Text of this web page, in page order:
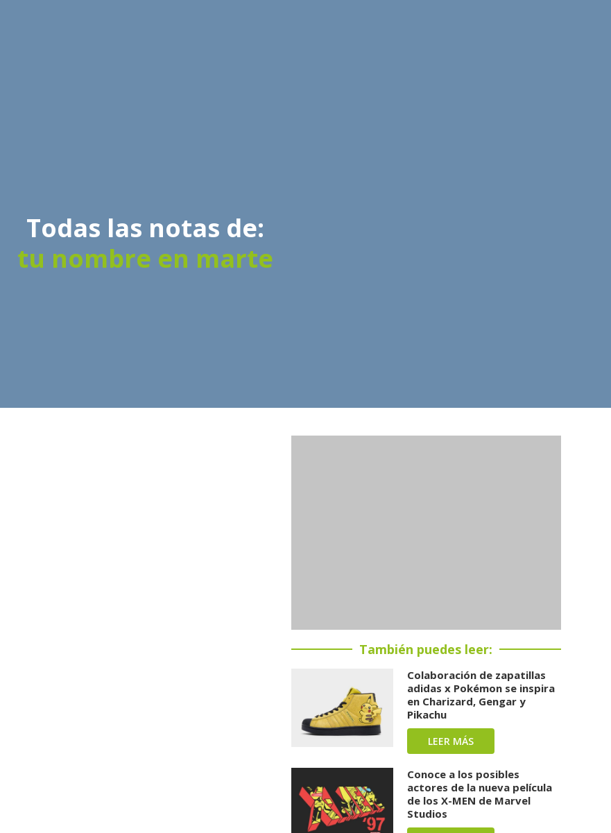
Todas las notas de:
tu nombre en marte
También puedes leer:
Colaboración de zapatillas
adidas x Pokémon se inspira
en Charizard, Gengar y
Pikachu
LEER MÁS
Conoce a los posibles
actores de la nueva película
de los X-MEN de Marvel
Studios